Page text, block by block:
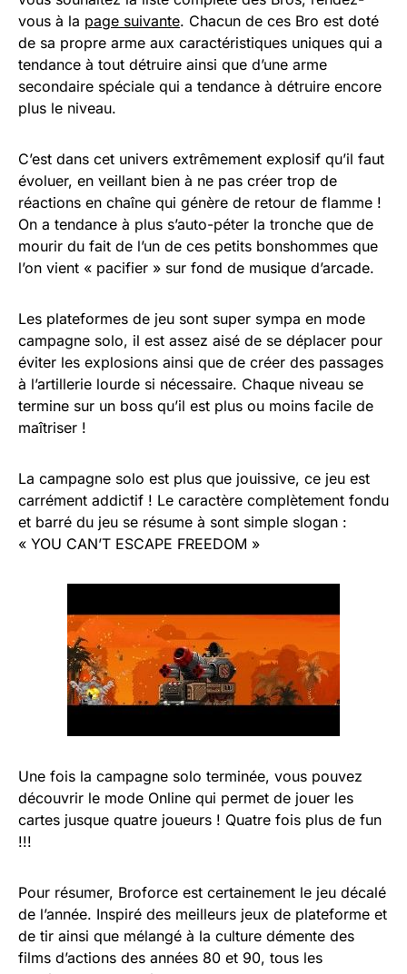
vous à la page suivante. Chacun de ces Bro est doté
de sa propre arme aux caractéristiques uniques qui a
tendance à tout détruire ainsi que d’une arme
secondaire spéciale qui a tendance à détruire encore
plus le niveau.
C’est dans cet univers extrêmement explosif qu’il faut
évoluer, en veillant bien à ne pas créer trop de
réactions en chaîne qui génère de retour de flamme !
On a tendance à plus s’auto-péter la tronche que de
mourir du fait de l’un de ces petits bonshommes que
l’on vient « pacifier » sur fond de musique d’arcade.
Les plateformes de jeu sont super sympa en mode
campagne solo, il est assez aisé de se déplacer pour
éviter les explosions ainsi que de créer des passages
à l’artillerie lourde si nécessaire. Chaque niveau se
termine sur un boss qu’il est plus ou moins facile de
maîtriser !
La campagne solo est plus que jouissive, ce jeu est
carrément addictif ! Le caractère complètement fondu
et barré du jeu se résume à sont simple slogan :
« YOU CAN’T ESCAPE FREEDOM »
Une fois la campagne solo terminée, vous pouvez
découvrir le mode Online qui permet de jouer les
cartes jusque quatre joueurs ! Quatre fois plus de fun
!!!
Pour résumer, Broforce est certainement le jeu décalé
de l’année. Inspiré des meilleurs jeux de plateforme et
de tir ainsi que mélangé à la culture démente des
films d’actions des années 80 et 90, tous les